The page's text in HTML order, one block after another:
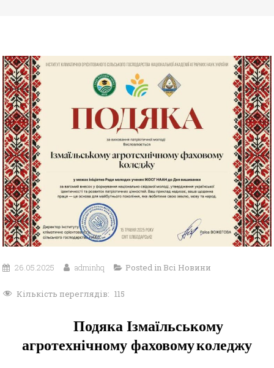
26.05.2025 adminhq Posted in Всі Новини
Кількість переглядів: 115
Подяка Ізмаїльському
агротехнічномуфаховомуколеджу